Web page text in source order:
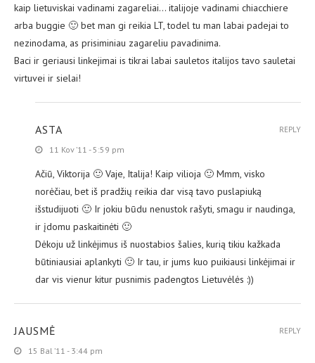
kaip lietuviskai vadinami zagareliai… italijoje vadinami chiacchiere
arba buggie 🙂 bet man gi reikia LT, todel tu man labai padejai to
nezinodama, as prisiminiau zagareliu pavadinima.
Baci ir geriausi linkejimai is tikrai labai sauletos italijos tavo sauletai
virtuvei ir sielai!
ASTA
11 Kov ’11 - 5:59 pm
Ačiū, Viktorija 🙂 Vaje, Italija! Kaip vilioja 🙂 Mmm, visko
norėčiau, bet iš pradžių reikia dar visą tavo puslapiuką
išstudijuoti 🙂 Ir jokiu būdu nenustok rašyti, smagu ir naudinga,
ir įdomu paskaitinėti 🙂
Dėkoju už linkėjimus iš nuostabios šalies, kurią tikiu kažkada
būtiniausiai aplankyti 🙂 Ir tau, ir jums kuo puikiausi linkėjimai ir
dar vis vienur kitur pusnimis padengtos Lietuvėlės :))
REPLY
JAUSMĖ
15 Bal ’11 - 3:44 pm
REPLY